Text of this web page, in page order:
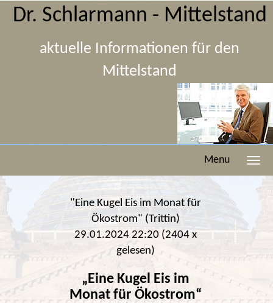
Dr. Schlarmann - Mittelstand
aktuelle Informationen für den
Mittelstand
Menu
"Eine Kugel Eis im Monat für
Ökostrom" (Trittin)
29.01.2024 22:20 (2404 x
gelesen)
„Eine Kugel Eis im
Monat für Ökostrom“